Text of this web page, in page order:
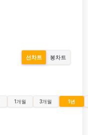
선차트 봉차트
1개월 3개월 1년